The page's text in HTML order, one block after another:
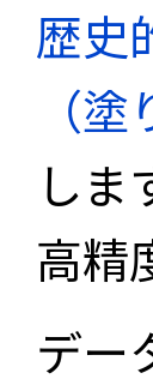
歴史
（
しま
高精
デー